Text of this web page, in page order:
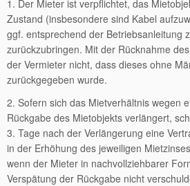
1. Der Mieter ist verpflichtet, das
Zustand (insbesondere sind Kabel
ggf. entsprechend der Betriebsanleitung
zurückzubringen. Mit der Rücknahme
der Vermieter nicht, dass dieses ohne
zurückgegeben wurde.
2. Sofern sich das Mietverhältnis wegen
Rückgabe des Mietobjekts verlängert,
3. Tage nach der Verlängerung eine
in der Erhöhung des jeweiligen
wenn der Mieter in nachvollziehbarer
Verspätung der Rückgabe nicht